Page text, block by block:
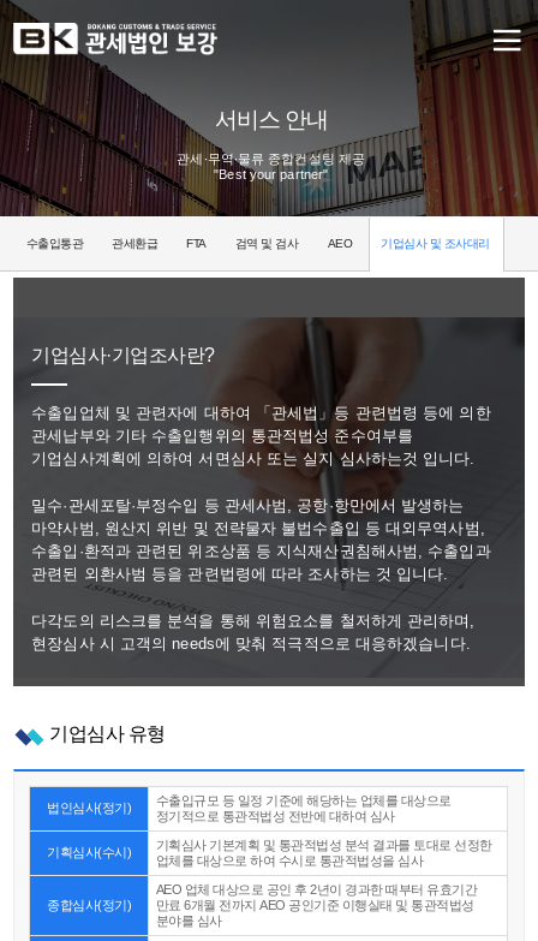
서비스 안내
관세∙무역∙물류 종합컨설팅 제공
"Best your partner"
수출입통관 관세환급 FTA 검역 및 검사 AEO 기업심사 및 조사대리
기업심사·기업조사란?
수출입업체 및 관련자에 대하여 「관세법」등 관련법령 등에 의한
관세납부와 기타 수출입행위의 통관적법성 준수여부를
기업심사계획에 의하여 서면심사 또는 실지 심사하는것 입니다.
밀수·관세포탈·부정수입 등 관세사범, 공항·항만에서 발생하는
마약사범, 원산지 위반 및 전략물자 불법수출입 등 대외무역사범,
수출입·환적과 관련된 위조상품 등 지식재산권침해사범, 수출입과
관련된 외환사범 등을 관련법령에 따라 조사하는 것 입니다.
다각도의 리스크를 분석을 통해 위험요소를 철저하게 관리하며,
현장심사 시 고객의 needs에 맞춰 적극적으로 대응하겠습니다.
기업심사 유형
법인심사(정기)
수출입규모 등 일정 기준에 해당하는 업체를 대상으로
정기적으로 통관적법성 전반에 대하여 심사
기획심사(수시)
기획심사 기본계획 및 통관적법성 분석 결과를 토대로 선정한
업체를 대상으로 하여 수시로 통관적법성을 심사
종합심사(정기)
AEO 업체 대상으로 공인 후 2년이 경과한 때부터 유효기간
만료 6개월 전까지 AEO 공인기준 이행실태 및 통관적법성
분야를 심사